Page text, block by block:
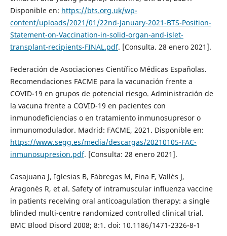
Disponible en: https://bts.org.uk/wp-
content/uploads/2021/01/22nd-January-2021-BTS-Position-
Statement-on-Vaccination-in-solid-organ-and-islet-
transplant-recipients-FINAL.pdf. [Consulta. 28 enero 2021].
Federación de Asociaciones Científico Médicas Españolas.
Recomendaciones FACME para la vacunación frente a
COVID-19 en grupos de potencial riesgo. Administración de
la vacuna frente a COVID-19 en pacientes con
inmunodeficiencias o en tratamiento inmunosupresor o
inmunomodulador. Madrid: FACME, 2021. Disponible en:
https://www.segg.es/media/descargas/20210105-FAC-
inmunosupresion.pdf. [Consulta: 28 enero 2021].
Casajuana J, Iglesias B, Fàbregas M, Fina F, Vallès J,
Aragonès R, et al. Safety of intramuscular influenza vaccine
in patients receiving oral anticoagulation therapy: a single
blinded multi-centre randomized controlled clinical trial.
BMC Blood Disord 2008; 8:1. doi: 10.1186/1471-2326-8-1